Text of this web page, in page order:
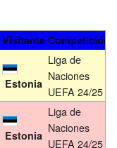
Visitante Competición
Estonia
Liga de
Naciones
UEFA 24/25
Estonia
Liga de
Naciones
UEFA 24/25